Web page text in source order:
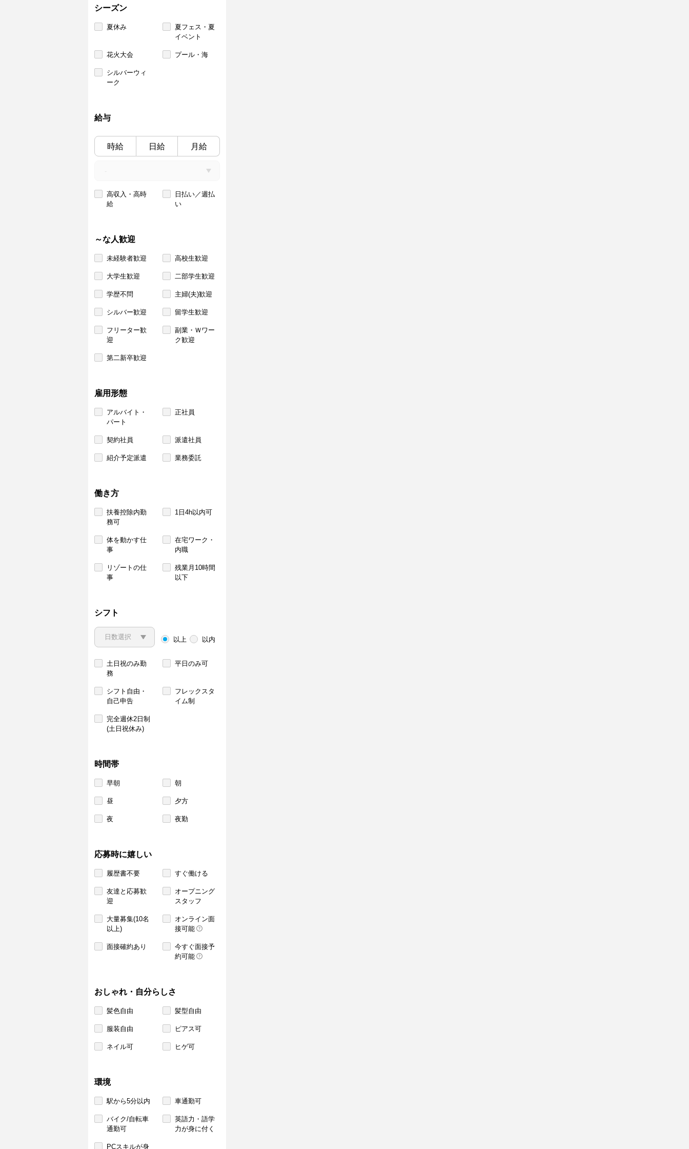
シーズン
夏休み
夏フェス・夏
イベント
花火大会 プール・海
シルバーウィ
ーク
給与
時給 日給 月給
高収入・高時
給
日払い／週払
い
～な人歓迎
未経験者歓迎 高校生歓迎
大学生歓迎 二部学生歓迎
学歴不問 主婦(夫)歓迎
シルバー歓迎 留学生歓迎
フリーター歓
迎
副業・Ｗワー
ク歓迎
第二新卒歓迎
雇用形態
アルバイト・
パート
正社員
契約社員 派遣社員
紹介予定派遣 業務委託
働き方
扶養控除内勤
務可
1日4h以内可
体を動かす仕
事
在宅ワーク・
内職
リゾートの仕
事
残業月10時間
以下
シフト
以上 以内
土日祝のみ勤
務
平日のみ可
シフト自由・
自己申告
フレックスタ
イム制
完全週休2日制
(土日祝休み)
時間帯
早朝 朝
昼 夕方
夜 夜勤
応募時に嬉しい
履歴書不要 すぐ働ける
友達と応募歓
迎
オープニング
スタッフ
大量募集(10名
以上)
オンライン面
接可能
面接確約あり
今すぐ面接予
約可能
おしゃれ・自分らしさ
髪色自由 髪型自由
服装自由 ピアス可
ネイル可 ヒゲ可
環境
駅から5分以内 車通勤可
バイク/自転車
通勤可
英語力・語学
力が身に付く
PCスキルが身